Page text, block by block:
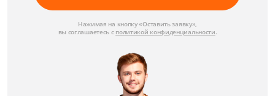
Нажимая на кнопку «Оставить заявку»,
вы соглашаетесь с политикой конфиденциальности.